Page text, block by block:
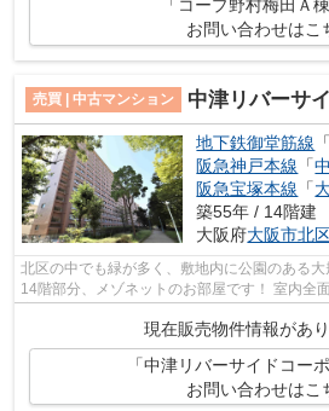
「コープ野村梅田Ａ
お問い合わせはこ
売買 | 中古マンション 中津リバーサ
地下鉄御堂筋線
阪急神戸本線 「
阪急宝塚本線 「
築55年 / 14階建
大阪府大阪市北
北区の中でも緑が多く、敷地内に公園のある
14階部分、メゾネットのお部屋です！ 室内全
実施中！！ご希望の日時をご連絡くだ...
現在販売物件情報があり
「中津リバーサイドコー
お問い合わせはこ